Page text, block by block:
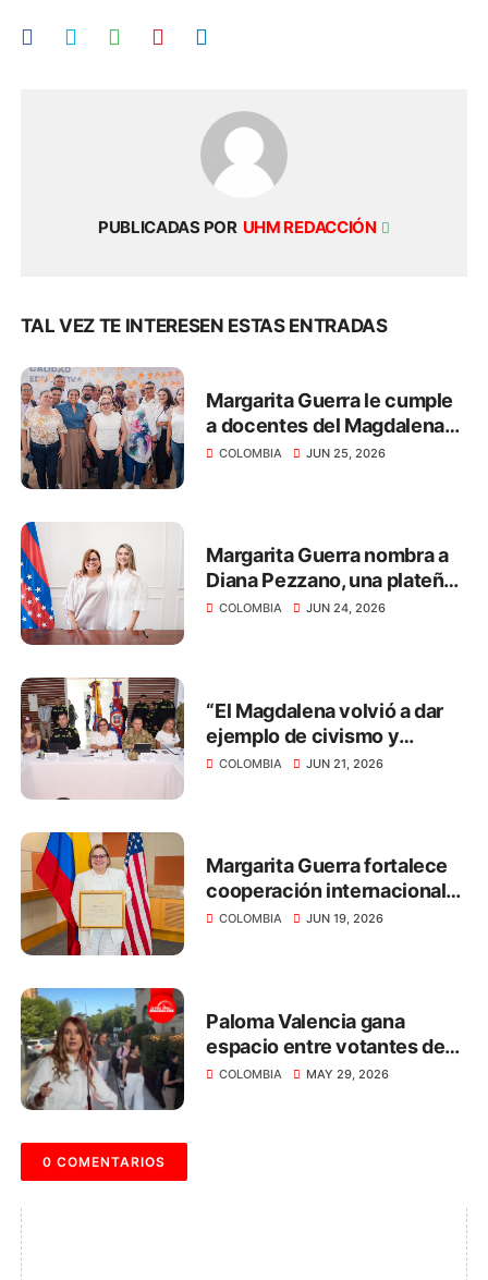
PUBLICADAS POR UHM REDACCIÓN
TAL VEZ TE INTERESEN ESTAS ENTRADAS
Margarita Guerra le cumple
a docentes del Magdalena
con el pago de salarios y
COLOMBIA JUN 25, 2026
Margarita Guerra nombra a
Diana Pezzano, una plateña,
como nueva secretaria de
COLOMBIA JUN 24, 2026
“El Magdalena volvió a dar
ejemplo de civismo y
respeto por la democracia
COLOMBIA JUN 21, 2026
Margarita Guerra fortalece
cooperación internacional
para impulsar el desarrollo
COLOMBIA JUN 19, 2026
Paloma Valencia gana
espacio entre votantes de
centro rumbo al 31 de mayo
COLOMBIA MAY 29, 2026
0 COMENTARIOS